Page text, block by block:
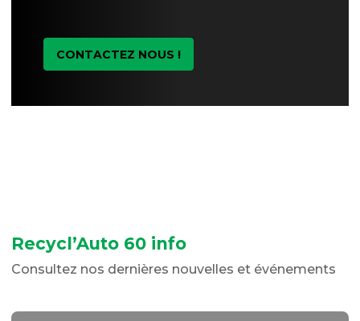
CONTACTEZ NOUS !
Recycl’Auto 60 info
Consultez nos dernières nouvelles et événements